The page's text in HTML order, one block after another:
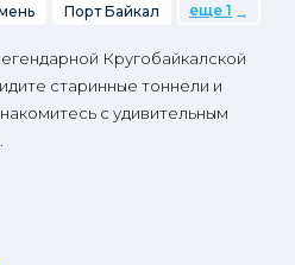
Порт Байкал еще 1
Кругобайкалской
старинные тоннели и
с удивительным